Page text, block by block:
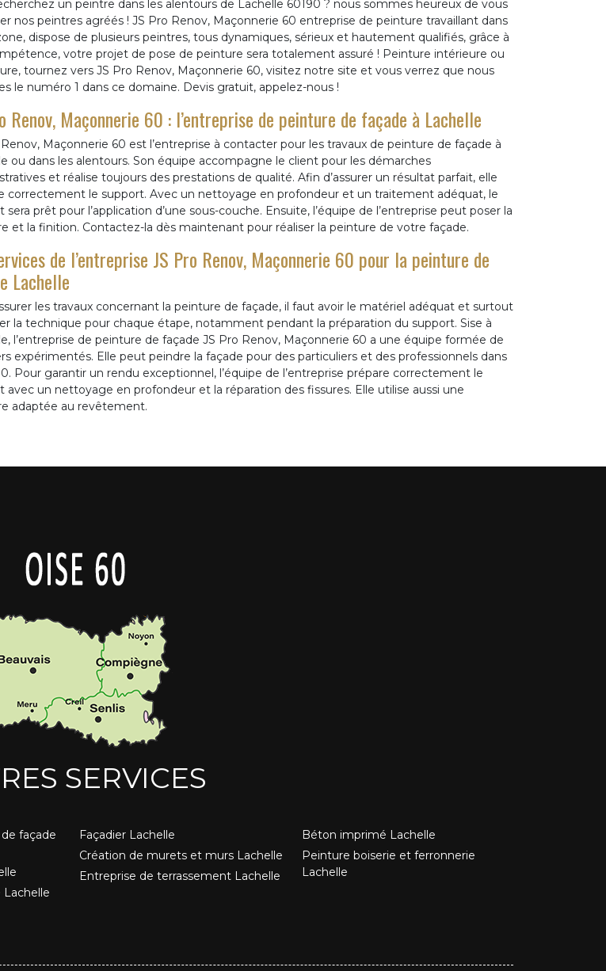
un peintre dans les alentours de Lachelle 60190 ? nous sommes heureux de vous
nos peintres agréés ! JS Pro Renov, Maçonnerie 60 entreprise de peinture travaillant dans
dispose de plusieurs peintres, tous dynamiques, sérieux et hautement qualifiés, grâce à
votre projet de pose de peinture sera totalement assuré ! Peinture intérieure ou
tournez vers JS Pro Renov, Maçonnerie 60, visitez notre site et vous verrez que nous
le numéro 1 dans ce domaine. Devis gratuit, appelez-nous !
Renov, Maçonnerie 60 : l’entreprise de peinture de façade à Lachelle
Maçonnerie 60 est l’entreprise à contacter pour les travaux de peinture de façade à
ou dans les alentours. Son équipe accompagne le client pour les démarches
et réalise toujours des prestations de qualité. Afin d’assurer un résultat parfait, elle
correctement le support. Avec un nettoyage en profondeur et un traitement adéquat, le
sera prêt pour l’application d’une sous-couche. Ensuite, l’équipe de l’entreprise peut poser la
et la finition. Contactez-la dès maintenant pour réaliser la peinture de votre façade.
de l’entreprise JS Pro Renov, Maçonnerie 60 pour la peinture de
Lachelle
les travaux concernant la peinture de façade, il faut avoir le matériel adéquat et surtout
la technique pour chaque étape, notamment pendant la préparation du support. Sise à
l’entreprise de peinture de façade JS Pro Renov, Maçonnerie 60 a une équipe formée de
expérimentés. Elle peut peindre la façade pour des particuliers et des professionnels dans
Pour garantir un rendu exceptionnel, l’équipe de l’entreprise prépare correctement le
avec un nettoyage en profondeur et la réparation des fissures. Elle utilise aussi une
adaptée au revêtement.
SERVICES
façade
Façadier Lachelle
Création de murets et murs Lachelle
Entreprise de terrassement Lachelle
Béton imprimé Lachelle
Peinture boiserie et ferronnerie
Lachelle